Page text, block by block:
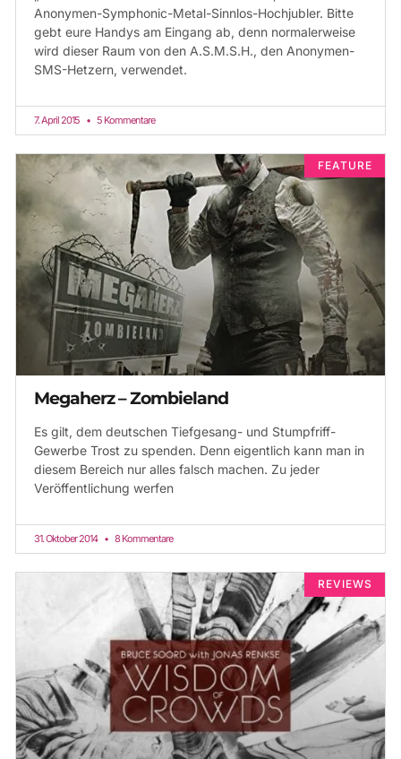
Anonymen-Symphonic-Metal-Sinnlos-Hochjubler. Bitte
gebt eure Handys am Eingang ab, denn normalerweise
wird dieser Raum von den A.S.M.S.H., den Anonymen-
SMS-Hetzern, verwendet.
7. April 2015 5 Kommentare
FEATURE
Megaherz – Zombieland
Es gilt, dem deutschen Tiefgesang- und Stumpfriff-
Gewerbe Trost zu spenden. Denn eigentlich kann man in
diesem Bereich nur alles falsch machen. Zu jeder
Veröffentlichung werfen
31. Oktober 2014 8 Kommentare
REVIEWS